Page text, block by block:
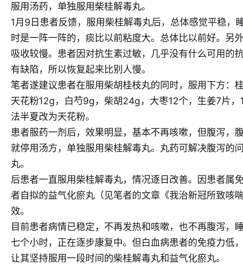
服用汤药，单独服用柴桂解毒丸。
1月9日患者反馈，服用柴桂解毒丸后，总体感觉平稳，
时是一阵一阵的，痰比以前粘度大。总体比以前好。另
吸收较慢。患者因对抗生素过敏，几乎没有什么可用的
有缺陷，所以恢复起来比别人慢。
笔者遂建议患者在服用柴胡桂枝丸的同时，服用下方：
天花粉12g，白芍9g，柴胡24g，大枣12个，生姜7片
法半夏改为天花粉。
患者服药一剂后，效果明显，基本不再咳嗽，但腹泻，
就停用汤方，单独服用柴桂解毒丸。丸药可解决腹泻的
丸。
后患者一直服用柴桂解毒丸，情况逐日改善。因患者属
者自拟的益气化瘀丸（见笔者的文章《我治新冠所致咳
效。
目前患者病情已稳定，不再发热和咳嗽，也不再腹泻，
七个小时，正在逐步康复中。但白血病患者的免疫力低
让其坚持服用一段时间的柴桂解毒丸和益气化瘀丸。